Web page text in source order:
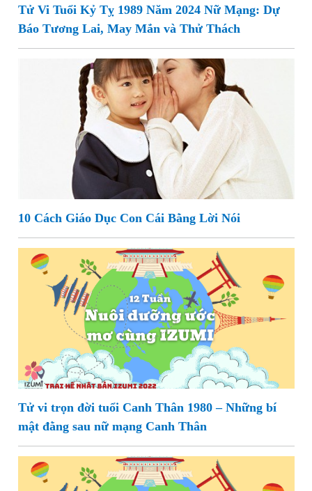
Tử Vi Tuổi Kỷ Tỵ 1989 Năm 2024 Nữ Mạng: Dự
Báo Tương Lai, May Mắn và Thử Thách
10 Cách Giáo Dục Con Cái Bằng Lời Nói
Tử vi trọn đời tuổi Canh Thân 1980 – Những bí
mật đằng sau nữ mạng Canh Thân